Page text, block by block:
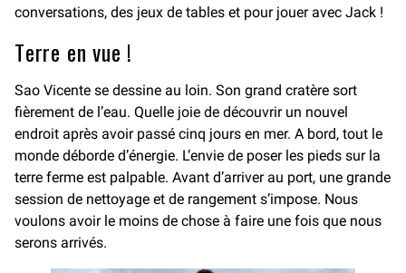
conversations, des jeux de tables et pour jouer avec Jack !
Terre en vue !
Sao Vicente se dessine au loin. Son grand cratère sort
fièrement de l’eau. Quelle joie de découvrir un nouvel
endroit après avoir passé cinq jours en mer. A bord, tout le
monde déborde d’énergie. L’envie de poser les pieds sur la
terre ferme est palpable. Avant d’arriver au port, une grande
session de nettoyage et de rangement s’impose. Nous
voulons avoir le moins de chose à faire une fois que nous
serons arrivés.